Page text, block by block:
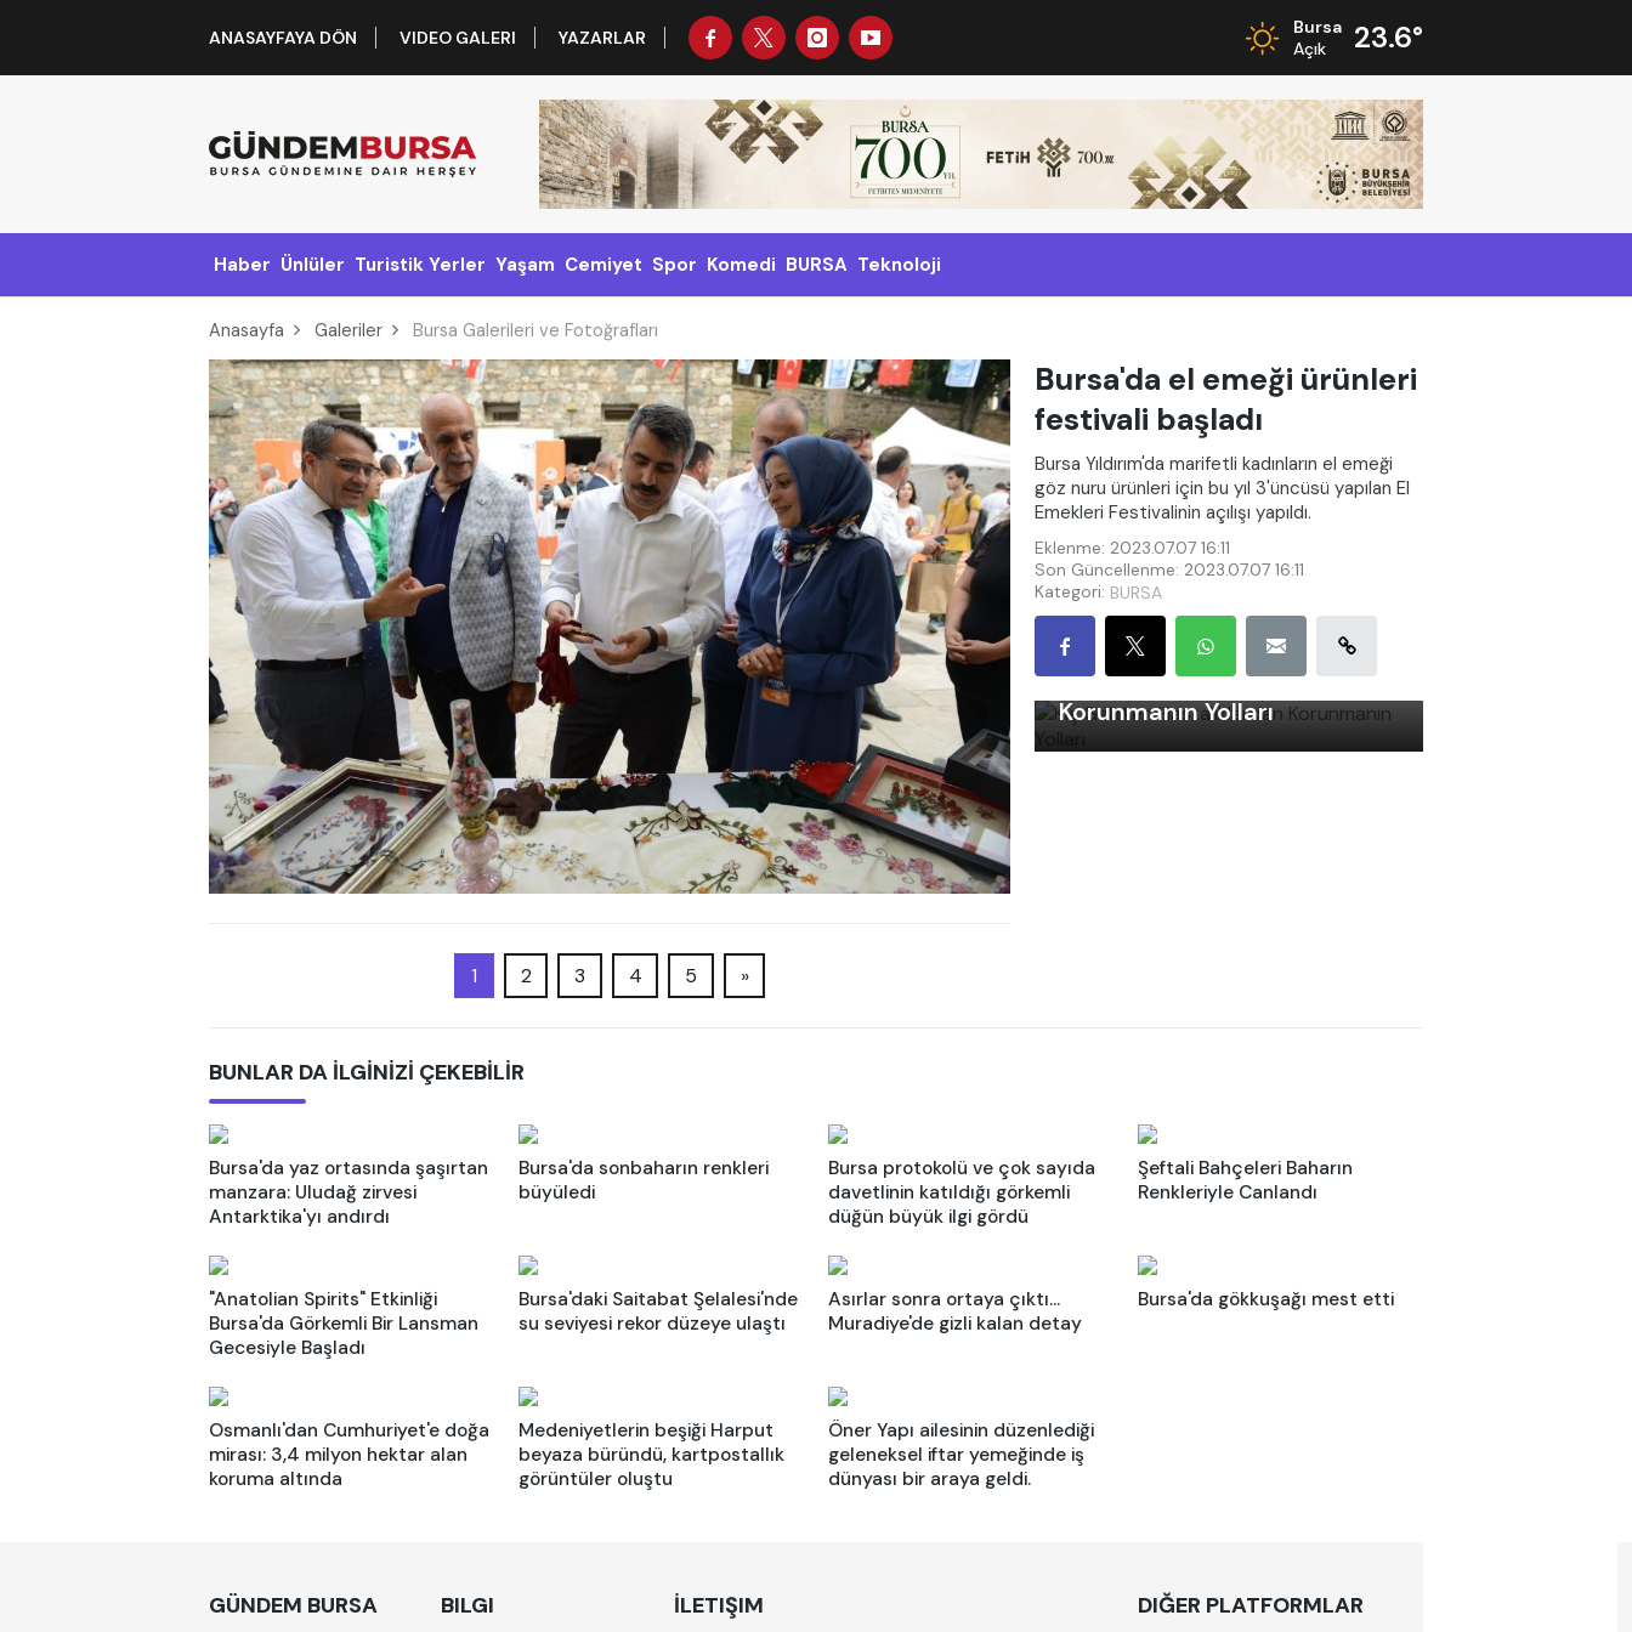
ANASAYFAYA DÖN VIDEO GALERI YAZARLAR
Bursa
Açık
23.6°
Haber Ünlüler Turistik Yerler Yaşam Cemiyet Spor Komedi BURSA Teknoloji
Anasayfa Galeriler Bursa Galerileri ve Fotoğrafları
1 2 3 4 5 »
Bursa'da el emeği ürünleri
festivali başladı
Bursa Yıldırım'da marifetli kadınların el emeği
göz nuru ürünleri için bu yıl 3'üncüsü yapılan El
Emekleri Festivalinin açılışı yapıldı.
Eklenme: 2023.07.07 16:11
Son Güncellenme: 2023.07.07 16:11
Kategori: BURSA
Kış Gelirken Hastalıklardan
Korunmanın Yolları
BUNLAR DA İLGİNİZİ ÇEKEBİLİR
Bursa'da yaz ortasında şaşırtan
manzara: Uludağ zirvesi
Antarktika'yı andırdı
Bursa'da sonbaharın renkleri
büyüledi
Bursa protokolü ve çok sayıda
davetlinin katıldığı görkemli
düğün büyük ilgi gördü
Şeftali Bahçeleri Baharın
Renkleriyle Canlandı
"Anatolian Spirits" Etkinliği
Bursa'da Görkemli Bir Lansman
Gecesiyle Başladı
Bursa'daki Saitabat Şelalesi'nde
su seviyesi rekor düzeye ulaştı
Asırlar sonra ortaya çıktı...
Muradiye'de gizli kalan detay
Bursa'da gökkuşağı mest etti
Osmanlı'dan Cumhuriyet'e doğa
mirası: 3,4 milyon hektar alan
koruma altında
Medeniyetlerin beşiği Harput
beyaza büründü, kartpostallık
görüntüler oluştu
Öner Yapı ailesinin düzenlediği
geleneksel iftar yemeğinde iş
dünyası bir araya geldi.
GÜNDEM BURSA BILGI İLETIŞIM DIĞER PLATFORMLAR